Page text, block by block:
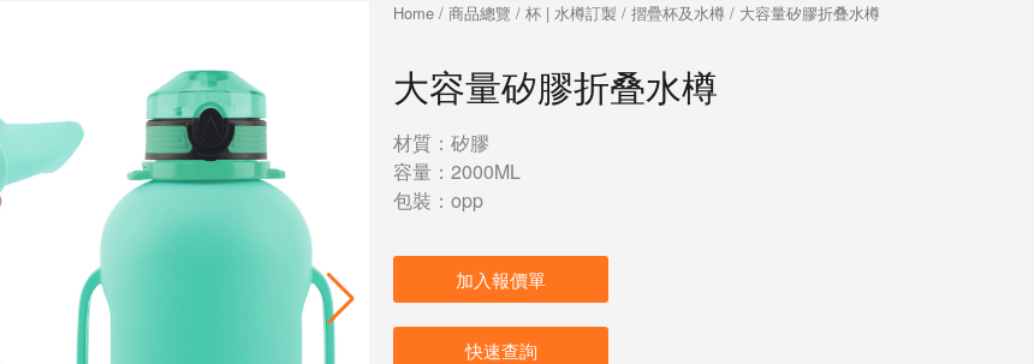
Home /商品總覽 /杯 | 水樽訂製 /摺疊杯及水樽 / 大容量矽膠折叠水樽
大容量矽膠折叠水樽
材質：矽膠
容量：2000ML
包裝：opp
加入報價單
快速查詢